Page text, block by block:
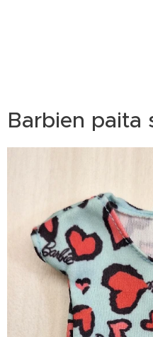
Barbien paita